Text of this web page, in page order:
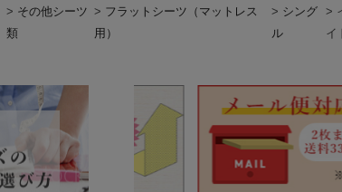
その他シーツ
類
フラットシーツ（マットレス
用）
シング
ル
イ